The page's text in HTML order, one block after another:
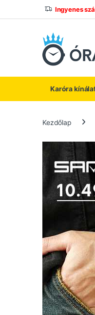
Ugrás a navigációhoz
Ugrás a tartalomhozIngyenes
Karóra
Kezdőlap